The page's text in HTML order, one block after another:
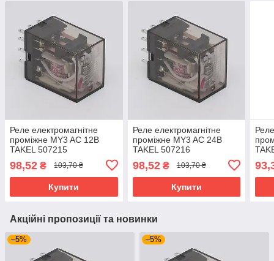
Реле електромагнітне
проміжне MY3 AC 12В
TAKEL 507215
98,52 ₴ 103,70 ₴
Купити
Реле електромагнітне
проміжне MY3 AC 24В
TAKEL 507216
98,52₴ 103,70 ₴
Купити
Акційні пропозиції та новинки
–5% –5%